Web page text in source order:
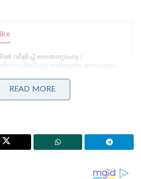
വിളിച്ച് നെതന്യാഹു :
കടുത്ത
കേന്ദ്രസർക്കാർ ; ഐ.ടി
ഉത്പാദനവും ആഭ്യന്തര
വർദ്ധിച്ചിട്ടുണ്ട്. ഈ
തീരുവ പിൻവലിക്കാൻ കേന്ദ്രം
READ MORE